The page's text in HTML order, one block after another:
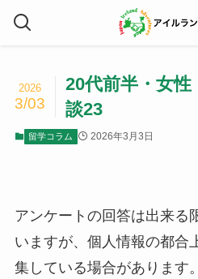
20代前半・女
談23
2026
3/03
留学コラム 2026年3月3日
アンケートの回答は出来る
いますが、個人情報の都合
集している場合があります。